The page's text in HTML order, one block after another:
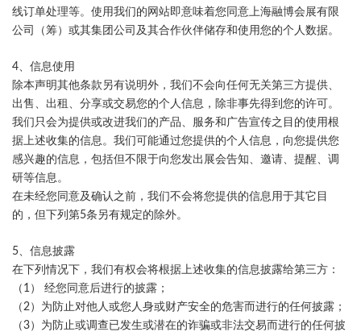
线订单处理等。使用我们的网站即意味着您同意上海融博会展有限
公司（筹）或其集团公司及其合作伙伴储存和使用您的个人数据。
4、信息使用
除本声明其他条款另有说明外，我们不会向任何无关第三方提供、
出售、出租、分享或交易您的个人信息，除非事先得到您的许可。
我们只会为提供或改进我们的产品、服务和广告宣传之目的使用根
据上述收集的信息。我们可能通过您提供的个人信息，向您提供您
感兴趣的信息，包括但不限于向您发出展会告知、邀请、提醒、调
研等信息。
在未经您同意及确认之前，我们不会将您提供的信息用于其它目
的，但下列第5条另有规定的除外。
5、信息披露
在下列情况下，我们有权会将根据上述收集的信息披露给第三方：
（1） 经您同意后进行的披露；
（2）为防止对他人或您人身或财产安全的危害而进行的任何披露；
（3）为防止或调查已发生或潜在的诈骗或非法交易而进行的任何披